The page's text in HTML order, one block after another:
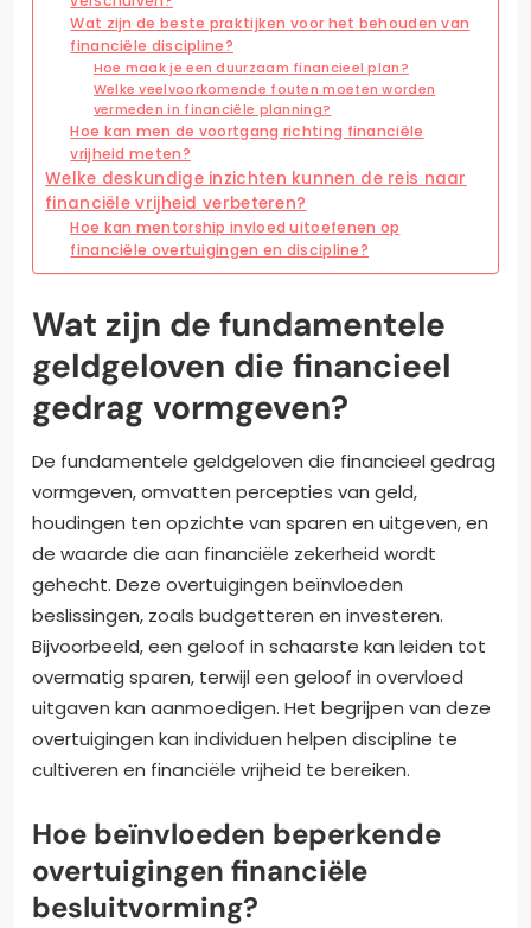
Wat zijn de beste praktijken voor het behouden van
financiële discipline?
Hoe maak je een duurzaam financieel plan?
Welke veelvoorkomende fouten moeten worden
vermeden in financiële planning?
Hoe kan men de voortgang richting financiële
vrijheid meten?
Welke deskundige inzichten kunnen de reis naar
financiële vrijheid verbeteren?
Hoe kan mentorship invloed uitoefenen op
financiële overtuigingen en discipline?
Wat zijn de fundamentele
geldgeloven die financieel
gedrag vormgeven?
De fundamentele geldgeloven die financieel gedrag
vormgeven, omvatten percepties van geld,
houdingen ten opzichte van sparen en uitgeven, en
de waarde die aan financiële zekerheid wordt
gehecht. Deze overtuigingen beïnvloeden
beslissingen, zoals budgetteren en investeren.
Bijvoorbeeld, een geloof in schaarste kan leiden tot
overmatig sparen, terwijl een geloof in overvloed
uitgaven kan aanmoedigen. Het begrijpen van deze
overtuigingen kan individuen helpen discipline te
cultiveren en financiële vrijheid te bereiken.
Hoe beïnvloeden beperkende
overtuigingen financiële
besluitvorming?